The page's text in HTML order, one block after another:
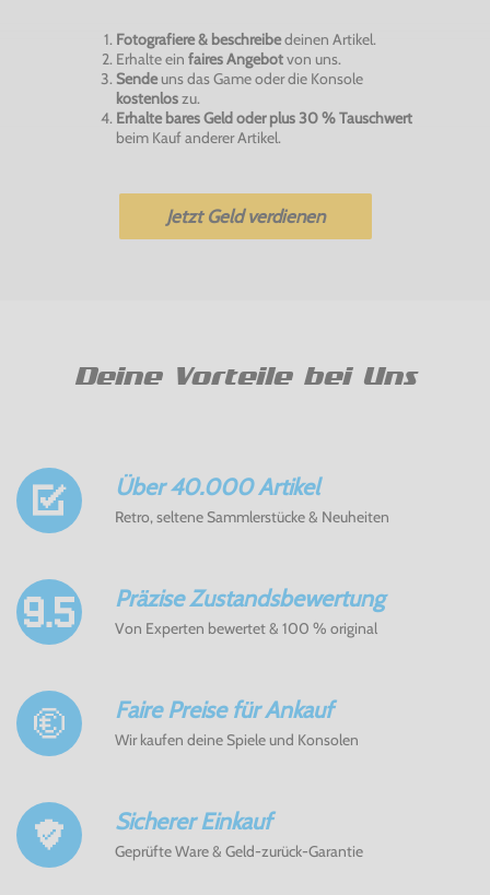
Fotografiere & beschreibedeinen Artikel.
Erhalte ein faires Angebotvon uns.
Sendeuns das Game oder die Konsole
kostenloszu.
Erhalte bares Geld oder plus 30 % Tauschwert
beim Kauf anderer Artikel.
Jetzt Geld verdienen
Deine Vorteile bei Uns
Über 40.000 Artikel
Retro, seltene Sammlerstücke & Neuheiten
Präzise Zustandsbewertung
Von Experten bewertet & 100 % original
Faire Preise für Ankauf
Wir kaufen deine Spiele und Konsolen
Sicherer Einkauf
Geprüfte Ware & Geld-zurück-Garantie